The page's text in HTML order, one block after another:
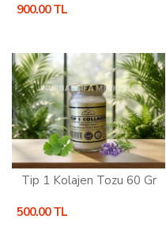
900.00 TL
Tip 1 Kolajen Tozu 60 Gr
500.00 TL